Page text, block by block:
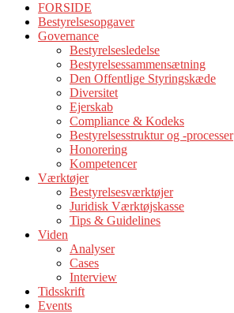
FORSIDE
Bestyrelsesopgaver
Governance
Bestyrelsesledelse
Bestyrelsessammensætning
Den Offentlige Styringskæde
Diversitet
Ejerskab
Compliance & Kodeks
Bestyrelsesstruktur og -processer
Honorering
Kompetencer
Værktøjer
Bestyrelsesværktøjer
Juridisk Værktøjskasse
Tips & Guidelines
Viden
Analyser
Cases
Interview
Tidsskrift
Events